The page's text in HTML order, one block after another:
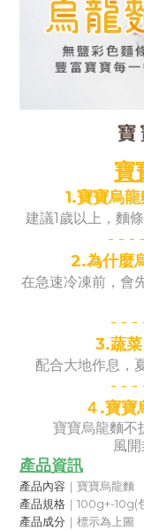
寶
1.寶寶烏
建議1歲以上，麵
- - - -
2.為什麼
在急速冷凍前，會
- - -
3.蔬
配合大地作息，
- - -
４.寶寶
寶寶烏龍麵不
風開
產品資訊
產品內容 ｜寶寶烏龍麵
產品規格 ｜100g+-10g(
產品成分 ｜標示為上圖